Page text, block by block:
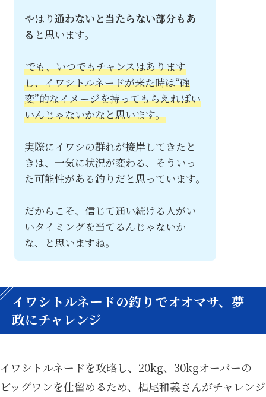
やはり通わないと当たらない部分もあ
る と思います。
でも、いつでもチャンスはあります
し、イワシトルネードが来た時は“確
変”的なイメージを持ってもらえればい
いんじゃないかなと思います。
実際にイワシの群れが接岸してきたと
きは、一気に状況が変わる、そういっ
た可能性がある釣りだと思っています。
だからこそ、信じて通い続ける人がい
いタイミングを当てるんじゃないか
な、と思いますね。
イワシトルネードの釣りでオオマサ、夢
政にチャレンジ
イワシトルネードを攻略し、20kg、30kgオーバーの
ビッグワンを仕留めるため、椙尾和義さんがチャレンジ